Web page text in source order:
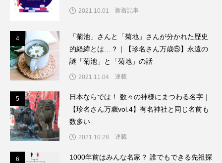
2021.10.01 新着記事
4
「菊池」さんと「菊地」さんが分かれた歴史
的経緯とは…？｜【珍名さん万歳⑤】永遠の
謎「菊池」と「菊地」の話
2021.11.04 連載
5
日本ならでは！ 数々の神様にまつわる名字｜
【珍名さん万歳vol.4】有名神社と同じ名前も
数多い
2021.10.28 連載
6
1000年前はみんな名家？ 誰でもできる先祖探